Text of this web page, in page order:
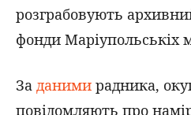
розграбовують
фонди Маріупольськіх
За даними радника,
повідомляють про